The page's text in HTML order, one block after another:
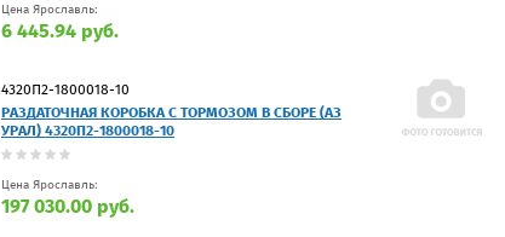
Цена Ярославль:
6 445.94 руб.
4320П2-1800018-10
РАЗДАТОЧНАЯ КОРОБКА С ТОРМОЗОМ В СБОРЕ (АЗ
УРАЛ) 4320П2-1800018-10
Цена Ярославль:
197 030.00 руб.